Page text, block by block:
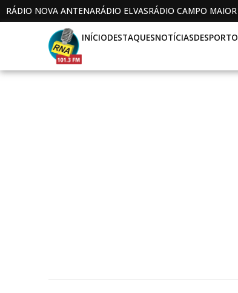
RÁDIO NOVA ANTENARÁDIO ELVASRÁDIO CAMPO MAIOR
INÍCIODESTAQUESNOTÍCIASDESPORTO